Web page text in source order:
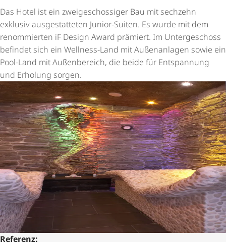
Das Hotel ist ein zwei­ge­schos­siger Bau mit sechzehn
exklusiv ausgestatteten Junior-Suiten. Es wurde mit dem
renommierten iF Design Award prämiert. Im Untergeschoss
befindet sich ein Wellness-Land mit Außenanlagen sowie ein
Pool-Land mit Außenbereich, die beide für Entspannung
und Erholung sorgen.
Referenz: